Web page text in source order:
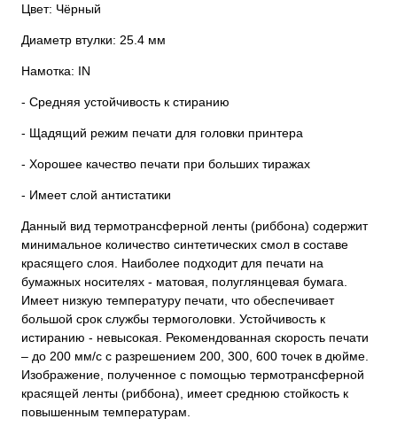
Цвет: Чёрный
Диаметр втулки: 25.4 мм
Намотка: IN
- Средняя устойчивость к стиранию
- Щадящий режим печати для головки принтера
- Хорошее качество печати при больших тиражах
- Имеет слой антистатики
Данный вид термотрансферной ленты (риббона) содержит
минимальное количество синтетических смол в составе
красящего слоя. Наиболее подходит для печати на
бумажных носителях - матовая, полуглянцевая бумага.
Имеет низкую температуру печати, что обеспечивает
большой срок службы термоголовки. Устойчивость к
истиранию - невысокая. Рекомендованная скорость печати
– до 200 мм/с с разрешением 200, 300, 600 точек в дюйме.
Изображение, полученное с помощью термотрансферной
красящей ленты (риббона), имеет среднюю стойкость к
повышенным температурам.